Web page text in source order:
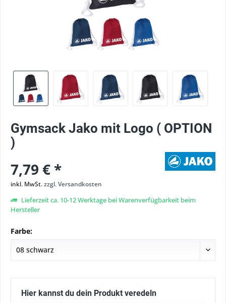
Gymsack Jako mit Logo ( OPTION
)
7,79 € *
inkl. MwSt.zzgl. Versandkosten
Lieferzeit ca. 10-12 Werktage bei Warenverfügbarkeit beim
Hersteller
Farbe:
Hier kannst du dein Produkt veredeln